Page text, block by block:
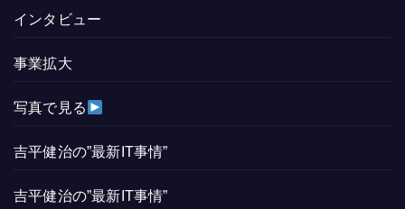
インタビュー
事業拡大
写真で見る
吉平健治の”最新IT事情”
吉平健治の”最新IT事情”